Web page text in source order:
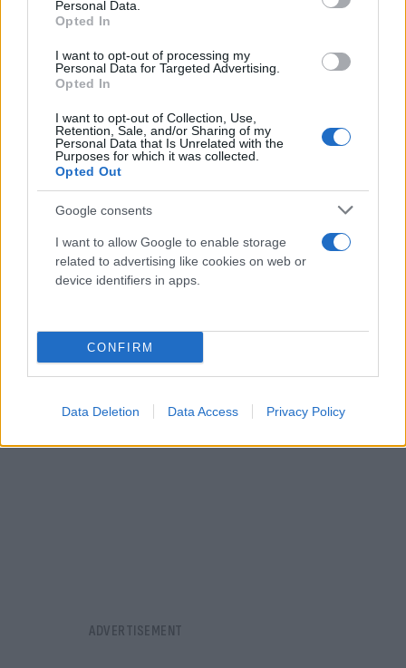
Personal Data.
Opted In
I want to opt-out of processing my
Personal Data for Targeted Advertising.
Opted In
I want to opt-out of Collection, Use,
Retention, Sale, and/or Sharing of my
Personal Data that Is Unrelated with the
Purposes for which it was collected.
Opted Out
Google consents
I want to allow Google to enable storage
related to advertising like cookies on web or
device identifiers in apps.
CONFIRM
Data Deletion Data Access Privacy Policy
Το τέλος στελεχών του ΣΚΑΪ: Το χρονικό ενός
προαναγγελθέντος «θανάτου» με σφραγίδα Γιάννη
Αλαφούζου